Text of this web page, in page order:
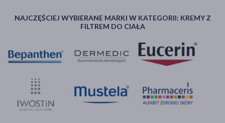
na dzień
dowolna
mieszana
NAJCZĘŚCIEJ WYBIERANE MARKI W KATEGORII: KREMY Z
FILTREM DO CIAŁA